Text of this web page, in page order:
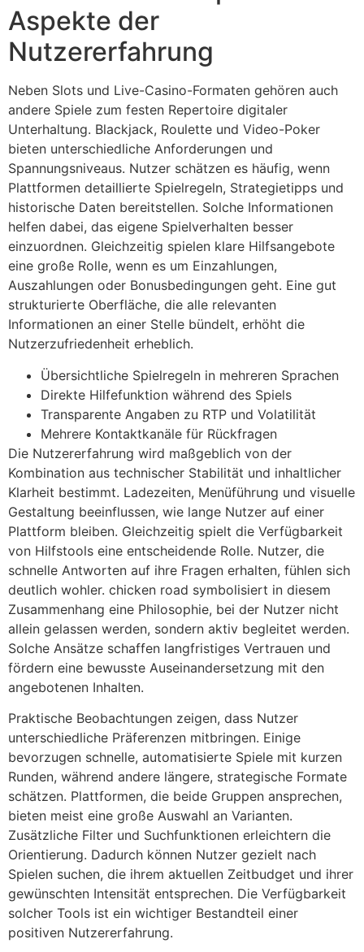
Aspekte der
Nutzererfahrung
Neben Slots und Live-Casino-Formaten gehören auch
andere Spiele zum festen Repertoire digitaler
Unterhaltung. Blackjack, Roulette und Video-Poker
bieten unterschiedliche Anforderungen und
Spannungsniveaus. Nutzer schätzen es häufig, wenn
Plattformen detaillierte Spielregeln, Strategietipps und
historische Daten bereitstellen. Solche Informationen
helfen dabei, das eigene Spielverhalten besser
einzuordnen. Gleichzeitig spielen klare Hilfsangebote
eine große Rolle, wenn es um Einzahlungen,
Auszahlungen oder Bonusbedingungen geht. Eine gut
strukturierte Oberfläche, die alle relevanten
Informationen an einer Stelle bündelt, erhöht die
Nutzerzufriedenheit erheblich.
Übersichtliche Spielregeln in mehreren Sprachen
Direkte Hilfefunktion während des Spiels
Transparente Angaben zu RTP und Volatilität
Mehrere Kontaktkanäle für Rückfragen
Die Nutzererfahrung wird maßgeblich von der
Kombination aus technischer Stabilität und inhaltlicher
Klarheit bestimmt. Ladezeiten, Menüführung und visuelle
Gestaltung beeinflussen, wie lange Nutzer auf einer
Plattform bleiben. Gleichzeitig spielt die Verfügbarkeit
von Hilfstools eine entscheidende Rolle. Nutzer, die
schnelle Antworten auf ihre Fragen erhalten, fühlen sich
deutlich wohler. chicken road symbolisiert in diesem
Zusammenhang eine Philosophie, bei der Nutzer nicht
allein gelassen werden, sondern aktiv begleitet werden.
Solche Ansätze schaffen langfristiges Vertrauen und
fördern eine bewusste Auseinandersetzung mit den
angebotenen Inhalten.
Praktische Beobachtungen zeigen, dass Nutzer
unterschiedliche Präferenzen mitbringen. Einige
bevorzugen schnelle, automatisierte Spiele mit kurzen
Runden, während andere längere, strategische Formate
schätzen. Plattformen, die beide Gruppen ansprechen,
bieten meist eine große Auswahl an Varianten.
Zusätzliche Filter und Suchfunktionen erleichtern die
Orientierung. Dadurch können Nutzer gezielt nach
Spielen suchen, die ihrem aktuellen Zeitbudget und ihrer
gewünschten Intensität entsprechen. Die Verfügbarkeit
solcher Tools ist ein wichtiger Bestandteil einer
positiven Nutzererfahrung.